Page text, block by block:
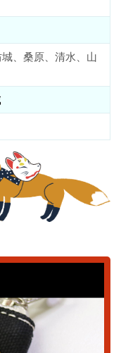
、桑原、清水、山